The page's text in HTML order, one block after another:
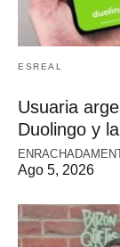
ESREAL
Usuaria
Duolingo y
Ago 5, 2026